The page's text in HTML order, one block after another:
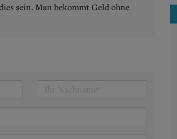
sein. Man bekommt Geld ohne